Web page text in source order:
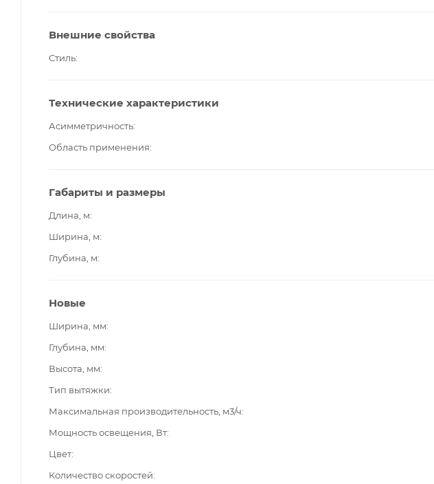
Внешние свойства
Стиль
Технические характеристики
Асимметричность
Область применения
Габариты и размеры
Длина, м
Ширина, м
Глубина, м
Новые
Ширина, мм
Глубина, мм
Высота, мм
Тип вытяжки
Максимальная производительность, м3/ч
Мощность освещения, Вт
Цвет
Количество скоростей